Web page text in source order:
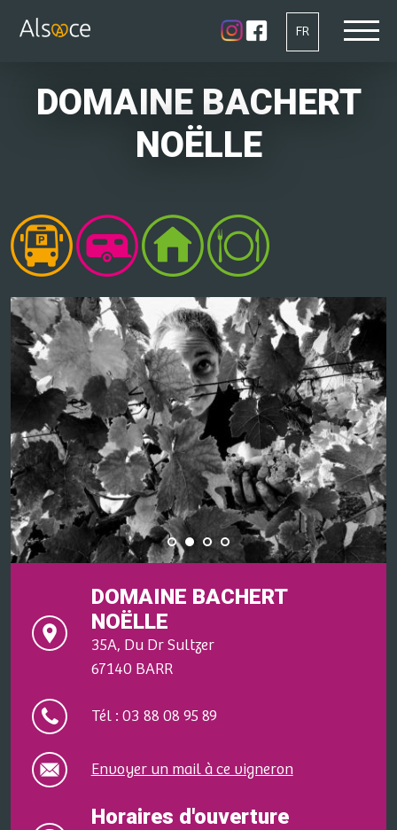
FR
DOMAINE BACHERT
NOËLLE
DOMAINE BACHERT
NOËLLE
35A, Du Dr Sultzer
67140 BARR
Tél : 03 88 08 95 89
Envoyer un mail à ce vigneron
Horaires d'ouverture